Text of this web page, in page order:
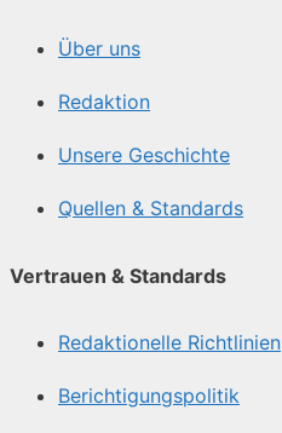
Über uns
Redaktion
Unsere Geschichte
Quellen & Standards
Vertrauen & Standards
Redaktionelle Richtlinien
Berichtigungspolitik